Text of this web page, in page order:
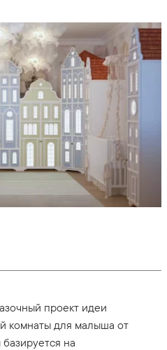
проект идеи
комнаты для малыша от
на